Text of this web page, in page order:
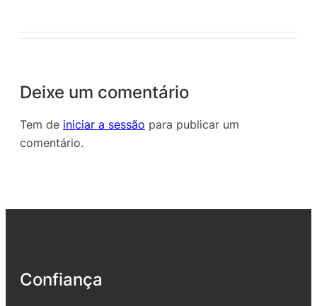
Deixe um comentário
Tem de iniciar a sessão para publicar um
comentário.
Confiança